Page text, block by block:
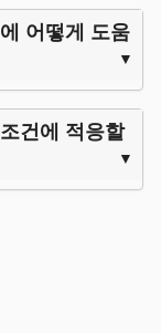
어떻게 도움
건에 적응할